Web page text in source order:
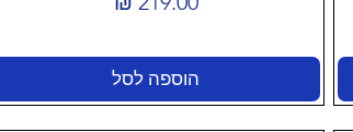
הוספה לסל